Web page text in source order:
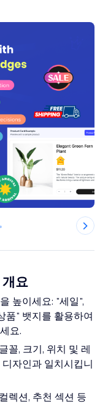
요
높이세요: "세일",
품" 뱃지를 활용하여
요.
꼴, 크기, 위치 및 레
자인과 일치시킵니
렉션, 추천 섹션 등